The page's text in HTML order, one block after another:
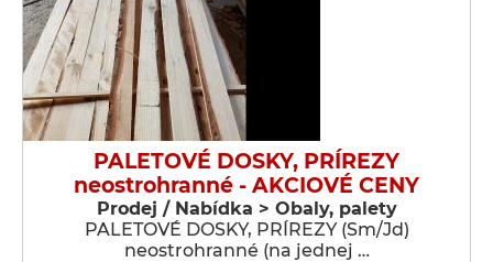
PALETOVÉ DOSKY, PRÍREZY
neostrohranné - AKCIOVÉ CENY
Prodej / Nabídka > Obaly, palety
PALETOVÉ DOSKY, PRÍREZY (Sm/Jd)
neostrohranné (na jednej …